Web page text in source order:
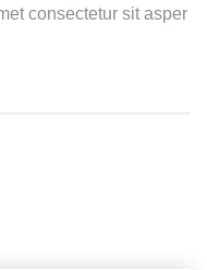
consectetur sit asper